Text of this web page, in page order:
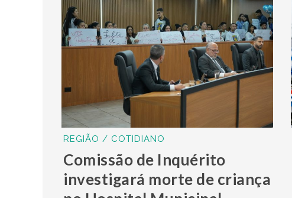
REGIÃO / COTIDIANO
Comissão de Inquérito
investigará morte de criança